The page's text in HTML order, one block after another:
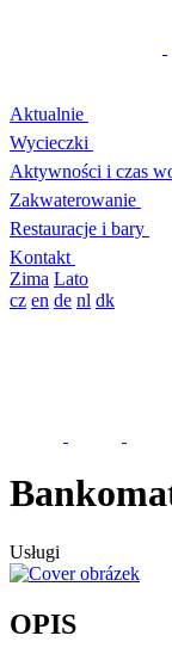
Aktualnie
Wycieczki
Aktywności i czas
Zakwaterowanie
Restauracje i bary
Kontakt
Zima Lato
cz en de nl dk
Usługi
OPIS